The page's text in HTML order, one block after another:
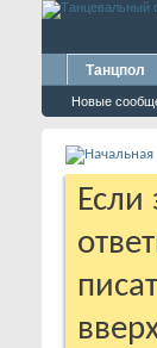
Танцпол
Новые
Если